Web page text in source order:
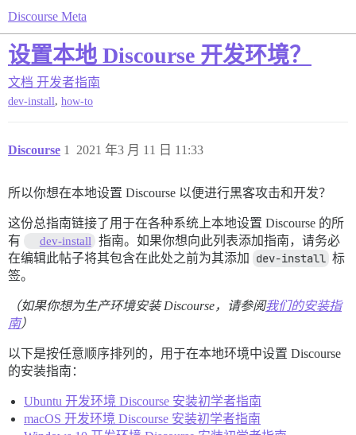
Discourse Meta
设置本地 Discourse 开发环境？
文档 开发者指南
dev-install, how-to
Discourse 2021 年3 月 11 日 11:33
1
所以你想在本地设置 Discourse 以便进行黑客攻击和开发？
这份总指南链接了用于在各种系统上本地设置 Discourse 的所
有
dev-install 指南。如果你想向此列表添加指南，请务必
在编辑此帖子将其包含在此处之前为其添加
dev-install 标
签。
（如果你想为生产环境安装 Discourse，请参阅我们的安装指
南）
以下是按任意顺序排列的，用于在本地环境中设置 Discourse
的安装指南：
Ubuntu 开发环境 Discourse 安装初学者指南
macOS 开发环境 Discourse 安装初学者指南